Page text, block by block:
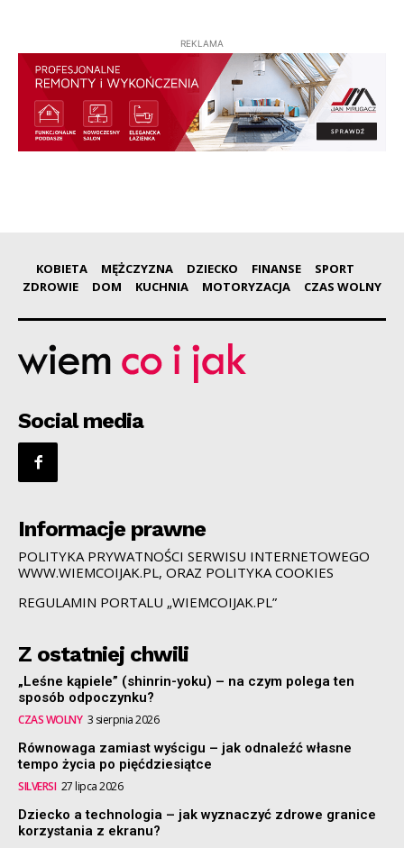
REKLAMA
KOBIETA MĘŻCZYZNA DZIECKO FINANSE
SPORT
ZDROWIE
DOM KUCHNIA MOTORYZACJA CZAS WOLNY
Social media
Informacje prawne
POLITYKA PRYWATNOŚCI SERWISU INTERNETOWEGO
WWW.WIEMCOIJAK.PL, ORAZ POLITYKA COOKIES
REGULAMIN PORTALU „WIEMCOIJAK.PL”
Z ostatniej chwili
„Leśne kąpiele” (shinrin-yoku) – na czym polega ten
sposób odpoczynku?
CZAS WOLNY 3 sierpnia 2026
Równowaga zamiast wyścigu – jak odnaleźć własne
tempo życia po pięćdziesiątce
SILVERSI 27 lipca 2026
Dziecko a technologia – jak wyznaczyć zdrowe granice
korzystania z ekranu?